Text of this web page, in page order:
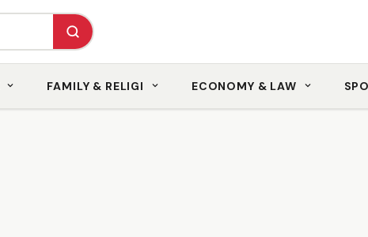
FAMILY & RELIGI ECONOMY & LAW